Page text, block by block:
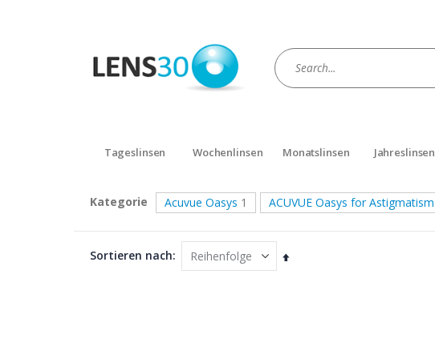
Tageslinsen Wochenlinsen Monatslinsen Jahreslinsen
Kategorie Acuvue Oasys 1 ACUVUE Oasys for Astigmatism
Sortieren nach
Absteigend